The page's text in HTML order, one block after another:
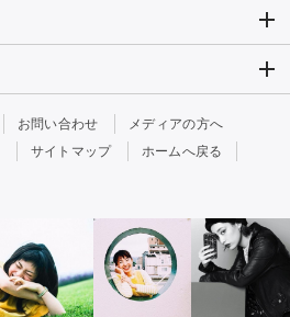
お問い合わせ
メディアの方へ
サイトマップ ホームへ戻る